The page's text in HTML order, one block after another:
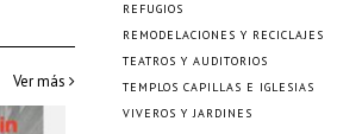
Ver más
REFUGIOS
REMODELACIONES Y RECICLAJES
TEATROS Y AUDITORIOS
TEMPLOS CAPILLAS E IGLESIAS
VIVEROS Y JARDINES